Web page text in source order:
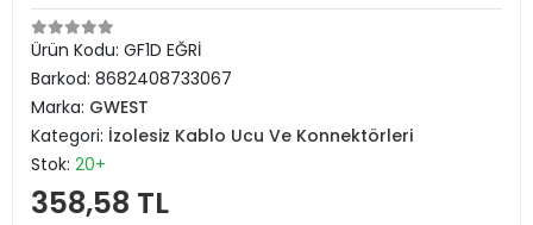
Ürün Kodu: GF1D EĞRİ
Barkod: 8682408733067
Marka: GWEST
Kategori: İzolesiz Kablo Ucu Ve Konnektörleri
Stok: 20+
358,58 TL